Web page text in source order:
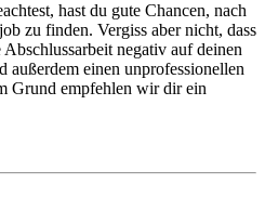
hast du gute Chancen, nach
zu finden. Vergiss aber nicht, dass
negativ auf deinen
einen unprofessionellen
Grund empfehlen wir dir ein